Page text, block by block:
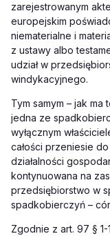
zarejestrowanym
europejskim
niematerialne i
z ustawy albo
udział w
windykacyjnego.
Tym samym – jak
jedna ze
wyłącznym
całości przeniesie
działalności
kontynuowana na
przedsiębiorstwo w
spadkobierczyń –
Zgodnie z art. 97 §